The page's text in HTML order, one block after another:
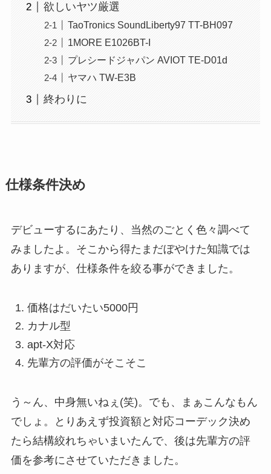
欲しいヤツ厳選
TaoTronics SoundLiberty97 TT-BH097
1MORE E1026BT-I
プレシードジャパン AVIOT TE-D01d
ヤマハ TW-E3B
終わりに
仕様条件決め
デビューするにあたり、当然のごとく色々調べて
みましたよ。そこから得たまだぼやけた知識では
ありますが、仕様条件を絞る事ができました。
価格はだいたい5000円
カナル型
apt-X対応
先輩方の評価がそこそこ
う～ん、中身無いねぇ(笑)。でも、まぁこんなもん
でしょ。とりあえず投資額と対応コーデック決め
たら結構絞れちゃいまいたんで、後は先輩方の評
価を参考にさせていただきました。